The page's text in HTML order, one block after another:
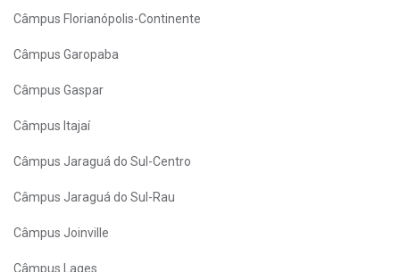
Câmpus Florianópolis-Continente
Câmpus Garopaba
Câmpus Gaspar
Câmpus Itajaí
Câmpus Jaraguá do Sul-Centro
Câmpus Jaraguá do Sul-Rau
Câmpus Joinville
Câmpus Lages